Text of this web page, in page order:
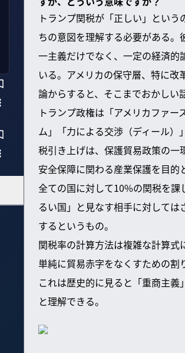
トランプ関税が「正しい」とい
ちの意図を理解する必要がある。
一主義だけでなく、一定の経済的
いる。アメリカの保守層、特に改
論からすると、そこまでおかしい
トランプ政権は「アメリカファー
ム」「力による交渉（ディール）
税引き上げは、保護貿易政策の一
安全保障に関わる産業保護を目的
全ての国に対して10%の関税を課
るい国」と見なす相手に対しては
するというもの。
関税率の計算方法は複雑な計算式
単純に貿易赤字をなくすための割
これは歴史的に見ると「重商主義
と理解できる。